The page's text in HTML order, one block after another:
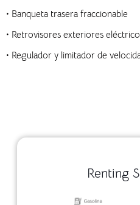
• Banqueta trasera fraccionable
• Retrovisores exteriores
• Regulador y limitador de
Renting